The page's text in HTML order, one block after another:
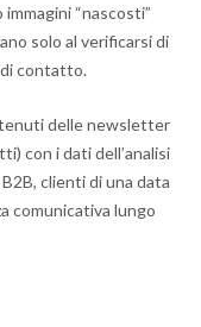
“nascosti”
solo al verificarsi di
contatto.
delle newsletter
con i dati dell’analisi
clienti di una data
comunicativa lungo